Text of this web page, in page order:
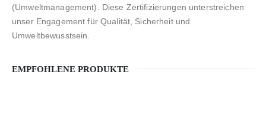
(Umweltmanagement). Diese Zertifizierungen unterstreichen
unser Engagement für Qualität, Sicherheit und
Umweltbewusstsein.
EMPFOHLENE PRODUKTE